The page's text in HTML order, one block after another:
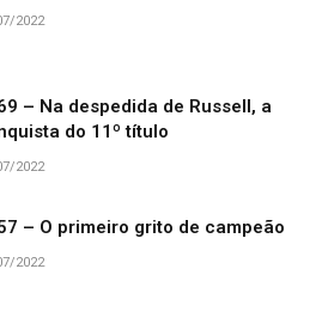
2022
– Na despedida de Russell, a
do 11º título
2022
– O primeiro grito de campeão
2022